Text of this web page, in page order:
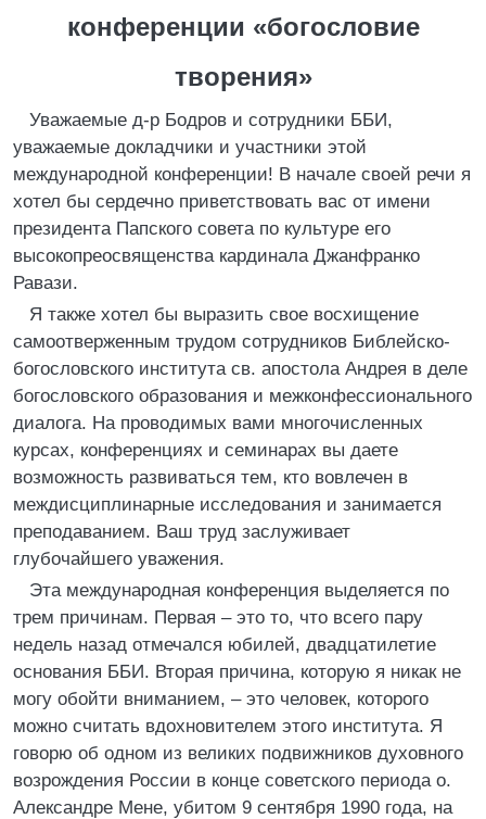
конференции «богословие
творения»
Уважаемые д-р Бодров и сотрудники ББИ,
уважаемые докладчики и участники этой
международной конференции! В начале своей речи я
хотел бы сердечно приветствовать вас от имени
президента Папского совета по культуре его
высокопреосвященства кардинала Джанфранко
Равази.
Я также хотел бы выразить свое восхищение
самоотверженным трудом сотрудников Библейско-
богословского института св. апостола Андрея в деле
богословского образования и межконфессионального
диалога. На проводимых вами многочисленных
курсах, конференциях и семинарах вы даете
возможность развиваться тем, кто вовлечен в
междисциплинарные исследования и занимается
преподаванием. Ваш труд заслуживает
глубочайшего уважения.
Эта международная конференция выделяется по
трем причинам. Первая – это то, что всего пару
недель назад отмечался юбилей, двадцатилетие
основания ББИ. Вторая причина, которую я никак не
могу обойти вниманием, – это человек, которого
можно считать вдохновителем этого института. Я
говорю об одном из великих подвижников духовного
возрождения России в конце советского периода о.
Александре Мене, убитом 9 сентября 1990 года, на